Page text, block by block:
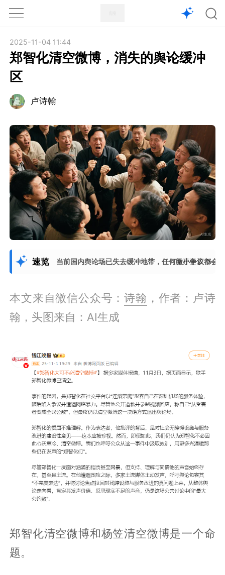
1X
2025-11-04 11:44
郑智化清空微博，消失的舆论缓冲
区
卢诗翰
速览 当前国内舆论场已失去缓冲地带，任何微小争议都会
展开更多
本文来自微信公众号：诗翰 ，作者：卢诗
翰，头图来自：AI生成
郑智化清空微博和杨笠清空微博是一个命
题。